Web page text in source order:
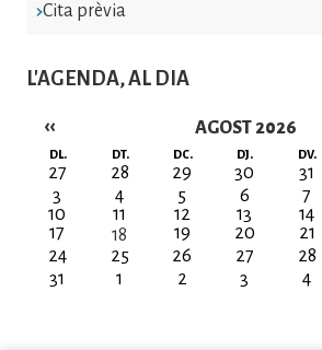
Cita prèvia
L'AGENDA, AL DIA
AGOST 2026
Paginació
‹‹
DL. DT. DC. DJ. DV.
27 28 29 30 31
3
4 5 6 7
10
11 12 13 14
17
18 19 20 21
24
25 26 27 28
31
1 2 3 4